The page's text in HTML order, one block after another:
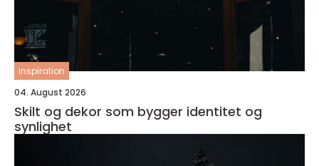
inspiration
04. August 2026
Skilt og dekor som bygger identitet og
synlighet